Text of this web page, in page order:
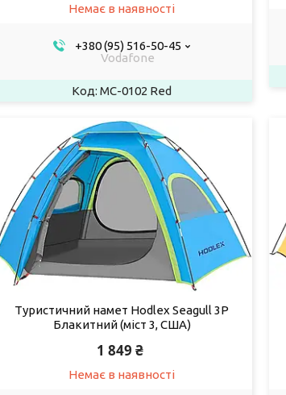
Немає в наявності
+380 (95) 516-50-45
Vodafone
MC-0102 Red
Туристичний намет Hodlex Seagull 3P
Блакитний (міст 3, США)
1 849 ₴
Немає в наявності